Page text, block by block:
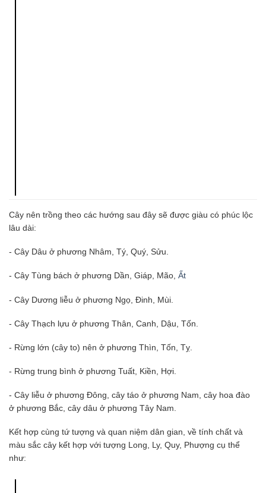
Cây nên trồng theo các hướng sau đây sẽ được giàu có phúc lộc
lâu dài:
- Cây Dâu ở phương Nhâm, Tý, Quý, Sửu.
- Cây Tùng bách ở phương Dần, Giáp, Mão, Ất
- Cây Dương liễu ở phương Ngọ, Đinh, Mùi.
- Cây Thạch lựu ở phương Thân, Canh, Dậu, Tốn.
- Rừng lớn (cây to) nên ở phương Thìn, Tốn, Tỵ.
- Rừng trung bình ở phương Tuất, Kiền, Hợi.
- Cây liễu ở phương Đông, cây táo ở phương Nam, cây hoa đào
ở phương Bắc, cây dâu ở phương Tây Nam.
Kết hợp cùng tứ tượng và quan niệm dân gian, về tính chất và
màu sắc cây kết hợp với tượng Long, Ly, Quy, Phượng cụ thể
như: